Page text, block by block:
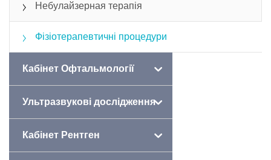
Небулайзерная терапія
Фізіотерапевтичні процедури
Кабінет Офтальмології
Ультразвукові дослідження
Кабінет Рентген